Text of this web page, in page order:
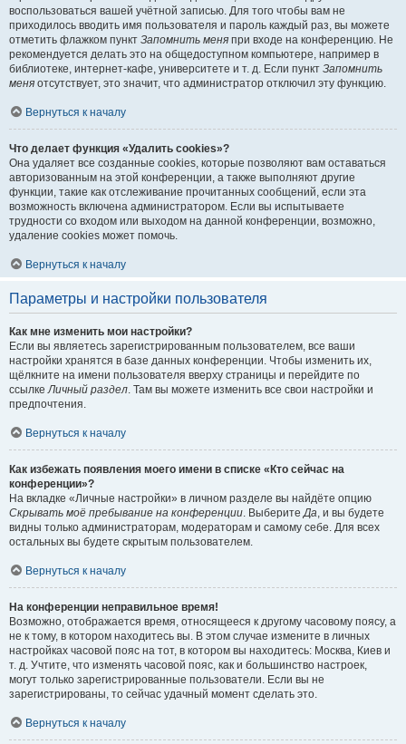
воспользоваться вашей учётной записью. Для того чтобы вам не
приходилось вводить имя пользователя и пароль каждый раз, вы можете
отметить флажком пункт Запомнить меня при входе на конференцию. Не
рекомендуется делать это на общедоступном компьютере, например в
библиотеке, интернет-кафе, университете и т. д. Если пункт Запомнить
меня отсутствует, это значит, что администратор отключил эту функцию.
Вернуться к началу
Что делает функция «Удалить cookies»?
Она удаляет все созданные cookies, которые позволяют вам оставаться
авторизованным на этой конференции, а также выполняют другие
функции, такие как отслеживание прочитанных сообщений, если эта
возможность включена администратором. Если вы испытываете
трудности со входом или выходом на данной конференции, возможно,
удаление cookies может помочь.
Вернуться к началу
Параметры и настройки пользователя
Как мне изменить мои настройки?
Если вы являетесь зарегистрированным пользователем, все ваши
настройки хранятся в базе данных конференции. Чтобы изменить их,
щёлкните на имени пользователя вверху страницы и перейдите по
ссылкеЛичный раздел. Там вы можете изменить все свои настройки и
предпочтения.
Вернуться к началу
Как избежать появления моего имени в списке «Кто сейчас на
конференции»?
На вкладке «Личные настройки» в личном разделе вы найдёте опцию
Скрывать моё пребывание на конференции. ВыберитеДа, и вы будете
видны только администраторам, модераторам и самому себе. Для всех
остальных вы будете скрытым пользователем.
Вернуться к началу
На конференции неправильное время!
Возможно, отображается время, относящееся к другому часовому поясу, а
не к тому, в котором находитесь вы. В этом случае измените в личных
настройках часовой пояс на тот, в котором вы находитесь: Москва, Киев и
т. д. Учтите, что изменять часовой пояс, как и большинство настроек,
могут только зарегистрированные пользователи. Если вы не
зарегистрированы, то сейчас удачный момент сделать это.
Вернуться к началу